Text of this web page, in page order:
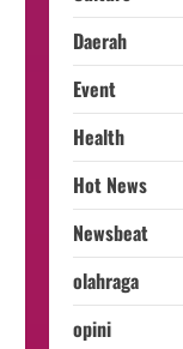
Daerah
Event
Health
Hot News
Newsbeat
olahraga
opini